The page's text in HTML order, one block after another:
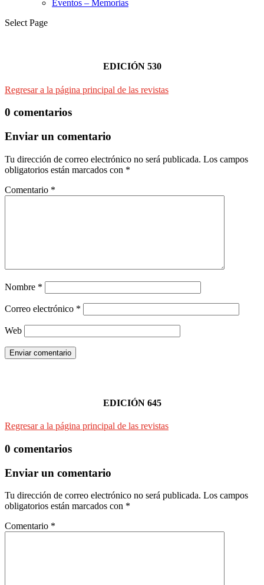
Eventos – Memorias
Select Page
EDICIÓN 530
Regresar a la página principal de las revistas
0 comentarios
Enviar un comentario
Tu dirección de correo electrónico no será publicada. Los campos
obligatorios están marcados con *
Comentario *
Nombre *
Correo electrónico *
Web
Enviar comentario
EDICIÓN 645
Regresar a la página principal de las revistas
0 comentarios
Enviar un comentario
Tu dirección de correo electrónico no será publicada. Los campos
obligatorios están marcados con *
Comentario *